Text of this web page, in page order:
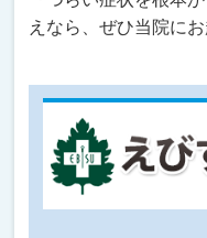
えなら、ぜひ当院にお